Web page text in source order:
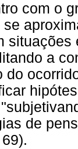
com o
a
do
de